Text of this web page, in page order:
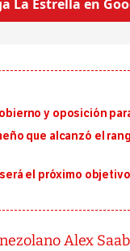
La Estrella en
y oposición
que alcanzó el
será el próximo
Alex Saab